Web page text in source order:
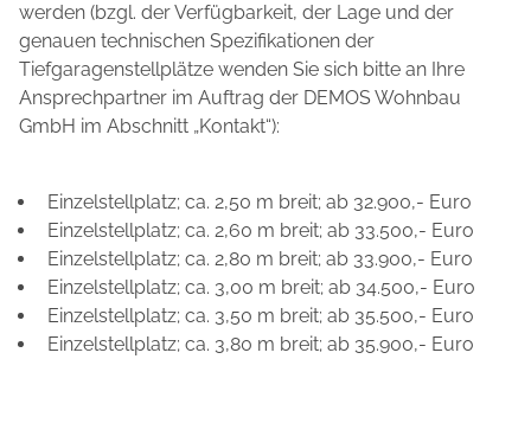
werden (bzgl. der Verfügbarkeit, der Lage und der
genauen technischen Spezifikationen der
Tiefgaragenstellplätze wenden Sie sich bitte an Ihre
Ansprechpartner im Auftrag der DEMOS Wohnbau
GmbH im Abschnitt „Kontakt“):
Einzelstellplatz; ca. 2,50 m breit; ab 32.900,- Euro
Einzelstellplatz; ca. 2,60 m breit; ab 33.500,- Euro
Einzelstellplatz; ca. 2,80 m breit; ab 33.900,- Euro
Einzelstellplatz; ca. 3,00 m breit; ab 34.500,- Euro
Einzelstellplatz; ca. 3,50 m breit; ab 35.500,- Euro
Einzelstellplatz; ca. 3,80 m breit; ab 35.900,- Euro